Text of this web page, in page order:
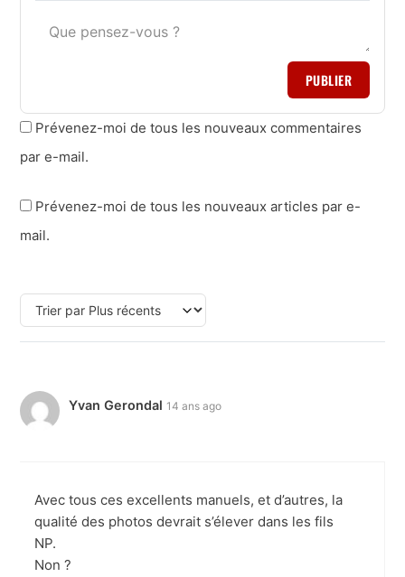
PUBLIER
Prévenez-moi de tous les nouveaux commentaires
par e-mail.
Prévenez-moi de tous les nouveaux articles par e-
mail.
Yvan Gerondal 14 ans ago
Avec tous ces excellents manuels, et d’autres, la
qualité des photos devrait s’élever dans les fils
NP.
Non ?